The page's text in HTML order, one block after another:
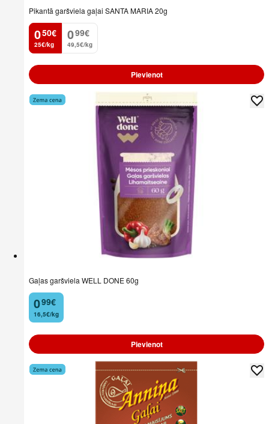
Pikantā garšviela gaļai SANTA MARIA 20g
0
. 50€
25€/kg
0
. 99€
49,5€/kg
Pievienot
Gaļas garšviela WELL DONE 60g
0
. 99€
16,5€/kg
Pievienot